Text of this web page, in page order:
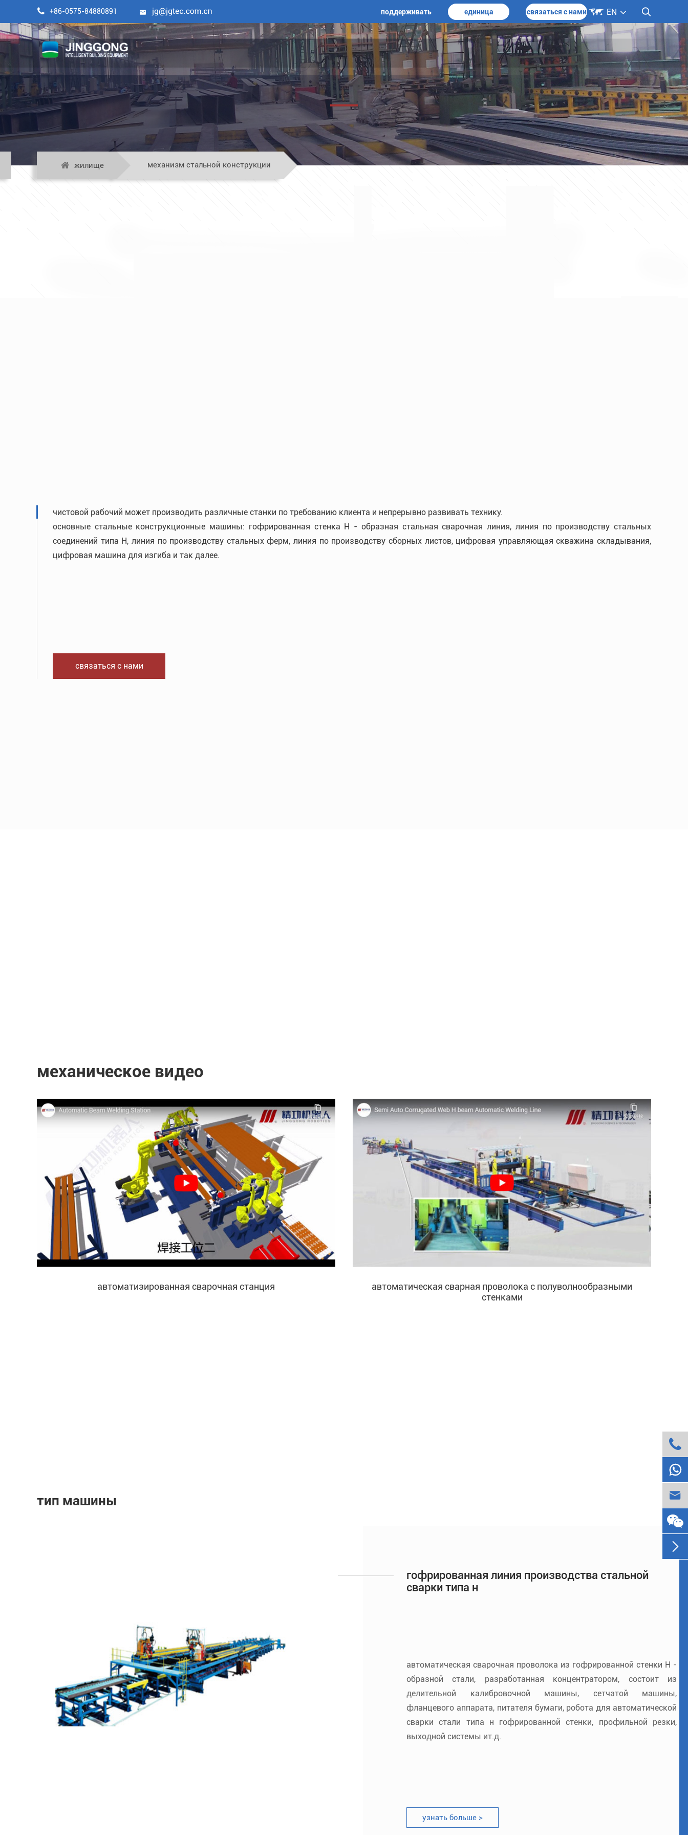
 +86-0575-84880891  
 EN
поддерживать единица связаться с нами
механизм стальной конструкции
жилище механизм стальной конструкции
чистовой рабочий может производить различные станки по требованию клиента и непрерывно развивать технику.
основные стальные конструкционные машины: гофрированная стенка Н - образная стальная сварочная линия, линия по производству стальных
соединений типа H, линия по производству стальных ферм, линия по производству сборных листов, цифровая управляющая скважина складывания,
цифровая машина для изгиба и так далее.
связаться с нами
механическое видео
автоматизированная сварочная станция
автоматическая сварная проволока с полуволнообразными
стенками
тип машины
гофрированная линия производства стальной
сварки типа н
автоматическая сварочная проволока из гофрированной стенки Н -
образной стали, разработанная концентратором, состоит из
делительной калибровочной машины, сетчатой машины,
фланцевого аппарата, питателя бумаги, робота для автоматической
сварки стали типа н гофрированной стенки, профильной резки,
выходной системы ит.д.
узнать больше >



